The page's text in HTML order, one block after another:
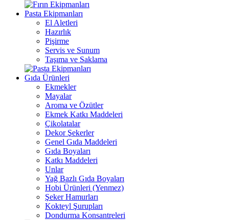
Pasta Ekipmanları
El Aletleri
Hazırlık
Pişirme
Servis ve Sunum
Taşıma ve Saklama
Gıda Ürünleri
Ekmekler
Mayalar
Aroma ve Özütler
Ekmek Katkı Maddeleri
Çikolatalar
Dekor Şekerler
Genel Gıda Maddeleri
Gıda Boyaları
Katkı Maddeleri
Unlar
Yağ Bazlı Gıda Boyaları
Hobi Ürünleri (Yenmez)
Şeker Hamurları
Kokteyl Şurupları
Dondurma Konsantreleri